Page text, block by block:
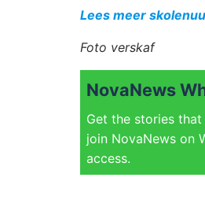
Lees meer
Foto verskaf
NovaNews
Get the stories
join NovaNews on
access.